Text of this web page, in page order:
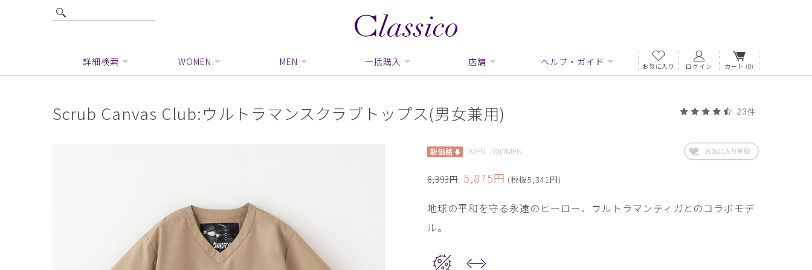
詳細検索 WOMEN MEN 一括購入 店舗 ヘルプ・ガイド お気に入り ログイン カート (0)
Scrub Canvas Club:ウルトラマンスクラブトップス(男女兼用) 23件
MEN WOMEN
8,393円 5,875円 (税抜5,341円)
地球の平和を守る永遠のヒーロー、ウルトラマンティガとのコラボモデ
ル。